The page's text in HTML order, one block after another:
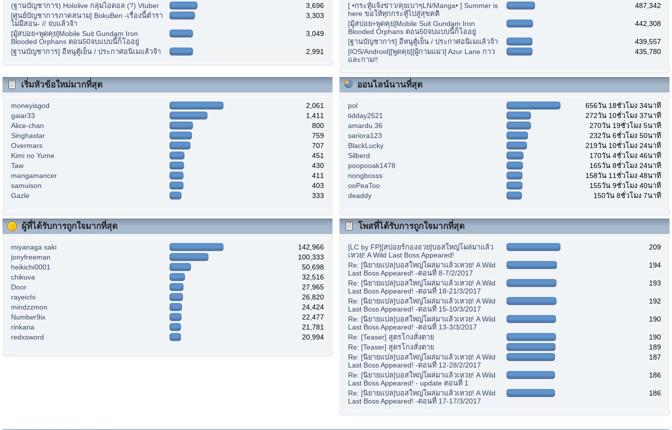
(ฐานบัญชาการ) Hololive กลุ่มไอดอล (?) Vtuber
3,696
[ศูนย์บัญชาการภาคสนาม] BokuBen -เรื่องนี้ตำรา
ไม่มีสอน- // จบแล้วจ้า
3,303
[มู้สปอย+พูดคุย]Mobile Suit Gundam Iron
Blooded Orphans ตอน50จบแบบนี้ก็โออยู่
3,049
[ฐานบัญชาการ] อีหนูตู้เย็น / ประกาศอนิเมแล้วจ้า 2,991
[ •กระทู้แจ้งข่าว/คุยเบาๆLN/Manga• ] Summer is
here ขอให้ทุกกระทู้ไปสู่สุขคติ
487,342
[มู้สปอย+พูดคุย]Mobile Suit Gundam Iron
Blooded Orphans ตอน50จบแบบนี้ก็โออยู่
442,308
[ฐานบัญชาการ] อีหนูตู้เย็น / ประกาศอนิเมแล้วจ้า
439,557
[IOS/Android][พูดคุย][ผู้กามแมว] Azur Lane กาว
และกาม!!
435,780
เริ่มหัวข้อใหม่มากที่สุด
moneyisgod
2,061
gaiar33
1,411
Alice-chan
800
Singhastar
759
Overmars
707
Kimi no Yume
451
Taw
430
mangamancer
411
samuison
403
Gazle
333
ออนไลน์นานที่สุด
pol
656วัน 18ชั่วโมง 34นาที
tidday2521
272วัน 10ชั่วโมง 37นาที
amardu.36
270วัน 19ชั่วโมง 5นาที
sariora123
232วัน 6ชั่วโมง 50นาที
BlackLucky
219วัน 10ชั่วโมง 24นาที
Silberd
170วัน 4ชั่วโมง 46นาที
poopooak1478
165วัน 8ชั่วโมง 24นาที
nongbosss
158วัน 11ชั่วโมง 48นาที
ooPeaToo
155วัน 9ชั่วโมง 40นาที
deaddy
150วัน 8ชั่วโมง 7นาที
ผู้ที่ได้รับการถูกใจมากที่สุด
miyanaga saki
142,966
jonyfreeman
100,333
heikichi0001
50,698
chikuva
32,516
Door
27,965
rayeichi
26,820
mindzzmon
24,424
Number9ix
22,477
rinkana
21,781
redxsword
20,994
โพสที่ได้รับการถูกใจมากที่สุด
[LC by FP][สปอยร์กองอวย]บอสใหญ่โผล่มาแล้ว
เหวย! A Wild Last Boss Appeared!
209
Re: [นิยายแปล]บอสใหญ่โผล่มาแล้วเหวย! A Wild
Last Boss Appeared! -ตอนที่ 8-7/2/2017
194
Re: [นิยายแปล]บอสใหญ่โผล่มาแล้วเหวย! A Wild
Last Boss Appeared! -ตอนที่ 18-21/3/2017
193
Re: [นิยายแปล]บอสใหญ่โผล่มาแล้วเหวย! A Wild
Last Boss Appeared! -ตอนที่ 15-10/3/2017
192
Re: [นิยายแปล]บอสใหญ่โผล่มาแล้วเหวย! A Wild
Last Boss Appeared! -ตอนที่ 13-3/3/2017
190
Re: [Teaser] สูตรโกงสั่งตาย
190
Re: [Teaser] สูตรโกงสั่งตาย
189
Re: [นิยายแปล]บอสใหญ่โผล่มาแล้วเหวย! A Wild
Last Boss Appeared! -ตอนที่ 12-28/2/2017
187
Re: [นิยายแปล]บอสใหญ่โผล่มาแล้วเหวย! A Wild
Last Boss Appeared! - update ตอนที่ 1
186
Re: [นิยายแปล]บอสใหญ่โผล่มาแล้วเหวย! A Wild
Last Boss Appeared! -ตอนที่ 17-17/3/2017
186